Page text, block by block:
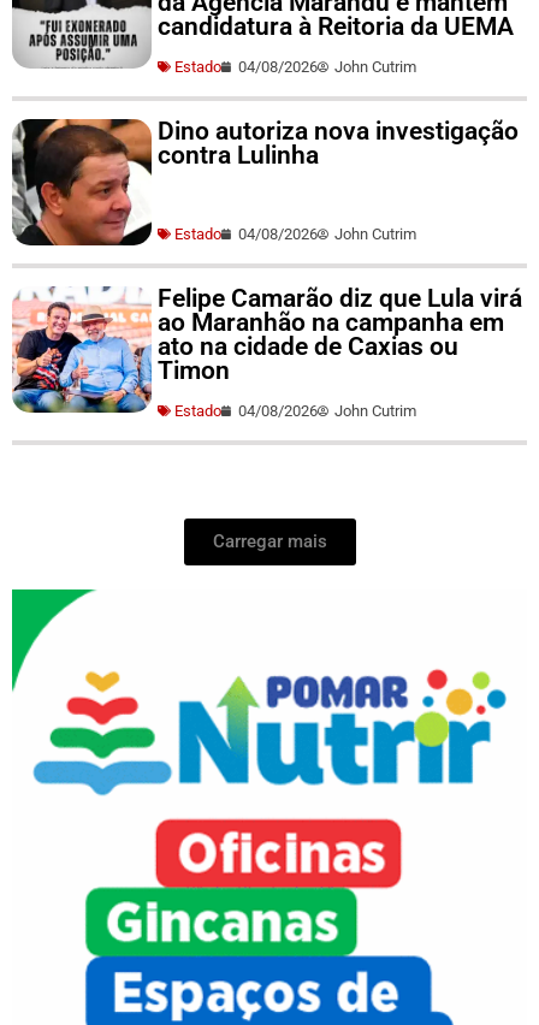
candidatura à Reitoria da UEMA
Estado 04/08/2026 John Cutrim
Dino autoriza nova investigação
contra Lulinha
Estado 04/08/2026 John Cutrim
Felipe Camarão diz que Lula virá
ao Maranhão na campanha em
ato na cidade de Caxias ou
Timon
Estado 04/08/2026 John Cutrim
Carregar mais